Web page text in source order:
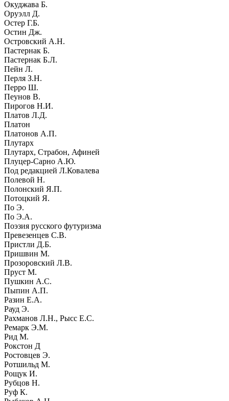
Окуджава Б.
Оруэлл Д.
Остер Г.Б.
Остин Дж.
Островский А.Н.
Пастернак Б.
Пастернак Б.Л.
Пейн Л.
Перля З.Н.
Перро Ш.
Пеунов В.
Пирогов Н.И.
Платов Л.Д.
Платон
Платонов А.П.
Плутарх
Плутарх, Страбон, Афиней
Плуцер-Сарно А.Ю.
Под редакцией Л.Ковалева
Полевой Н.
Полонский Я.П.
Потоцкий Я.
По Э.
По Э.А.
Поэзия русского футуризма
Превезенцев С.В.
Пристли Д.Б.
Пришвин М.
Прозоровский Л.В.
Пруст М.
Пушкин А.С.
Пыпин А.П.
Разин Е.А.
Рауд Э.
Рахманов Л.Н., Рысс Е.С.
Ремарк Э.М.
Рид М.
Рокстон Д
Ростовцев Э.
Ротшильд М.
Рощук И.
Рубцов Н.
Руф К.